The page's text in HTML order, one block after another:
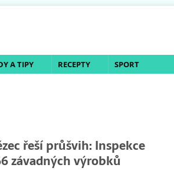
A TIPY RECEPTY SPORT
řeší průšvih: Inspekce
závadných výrobků